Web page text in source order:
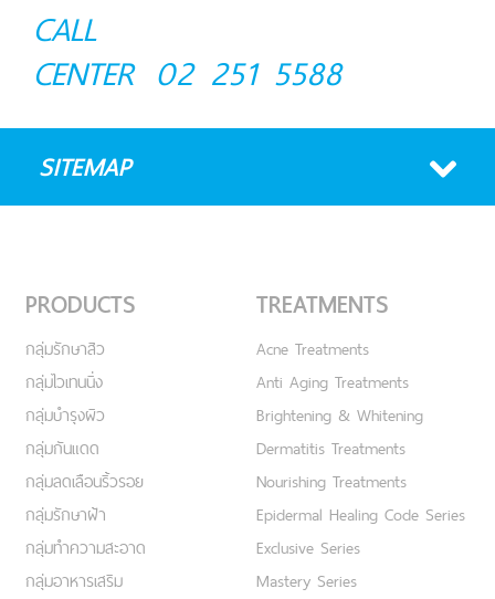
CALL
CENTER 02 251 5588
SITEMAP
PRODUCTS
กลุ่มรักษาสิว
กลุ่มไวเทนนิ่ง
กลุ่มบำรุงผิว
กลุ่มกันแดด
กลุ่มลดเลือนริ้วรอย
กลุ่มรักษาฝ้า
กลุ่มทำความสะอาด
กลุ่มอาหารเสริม
TREATMENTS
Acne Treatments
Anti Aging Treatments
Brightening & Whitening
Dermatitis Treatments
Nourishing Treatments
Epidermal Healing Code Series
Exclusive Series
Mastery Series